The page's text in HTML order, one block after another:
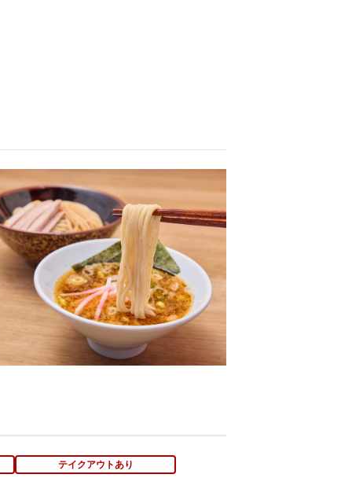
テイクアウトあり